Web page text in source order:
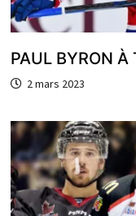
PAUL BYRON À
2 mars 2023